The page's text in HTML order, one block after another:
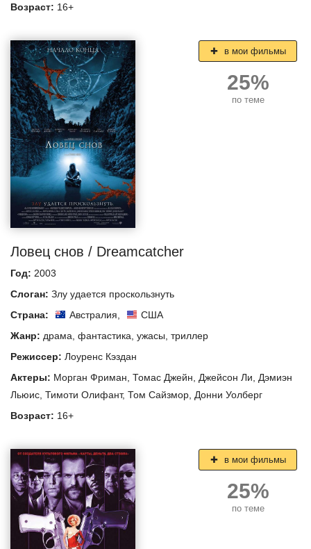
Возраст: 16+
Ловец снов / Dreamcatcher
Год: 2003
Слоган: Злу удается проскользнуть
Страна:
Австралия
США
Жанр: драма фантастика ужасы триллер
Режиссер: Лоуренс Кэздан
Актеры: Морган Фриман Томас Джейн Джейсон Ли
Дэмиэн
Льюис Тимоти Олифант, Том Сайзмор Донни Уолберг
Возраст: 16+
в мои фильмы
25%
по теме
в мои фильмы
25%
по теме